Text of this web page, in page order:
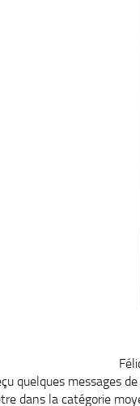
quelques messages
dans la catégorie